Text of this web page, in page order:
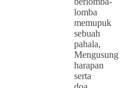
lomba
memupuk
sebuah
pahala,
Mengusung
harapan
serta